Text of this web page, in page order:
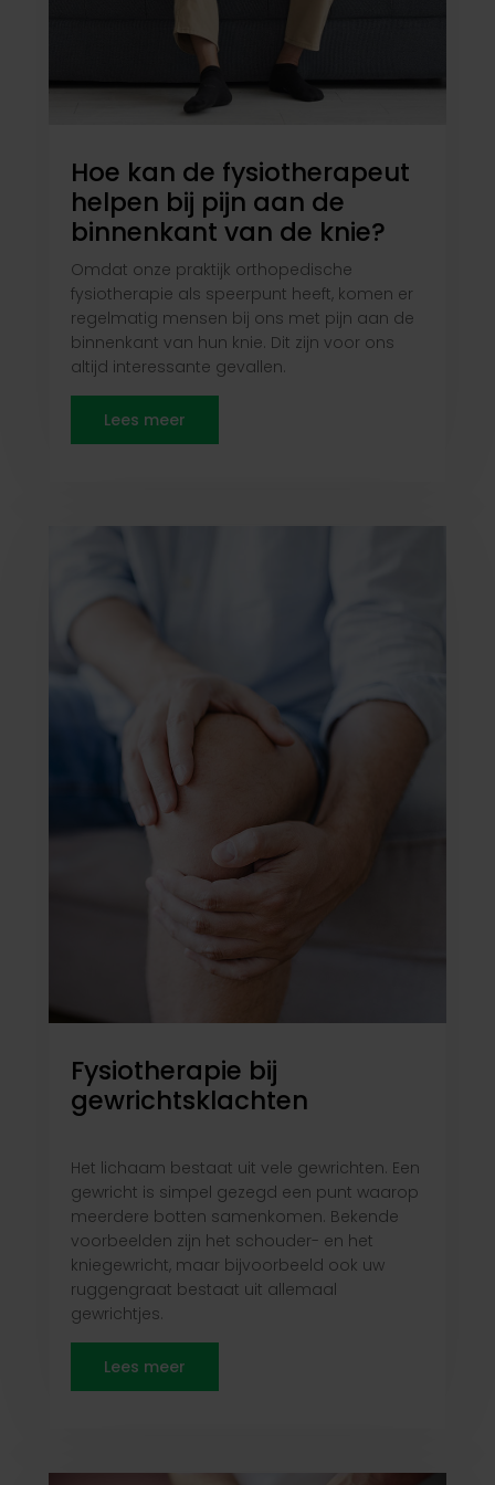
Hoe kan de fysiotherapeut
helpen bij pijn aan de
binnenkant van de knie?
Omdat onze praktijk orthopedische
fysiotherapie als speerpunt heeft, komen er
regelmatig mensen bij ons met pijn aan de
binnenkant van hun knie. Dit zijn voor ons
altijd interessante gevallen.
Lees meer
Fysiotherapie bij
gewrichtsklachten
Het lichaam bestaat uit vele gewrichten. Een
gewricht is simpel gezegd een punt waarop
meerdere botten samenkomen. Bekende
voorbeelden zijn het schouder- en het
kniegewricht, maar bijvoorbeeld ook uw
ruggengraat bestaat uit allemaal
gewrichtjes.
Lees meer